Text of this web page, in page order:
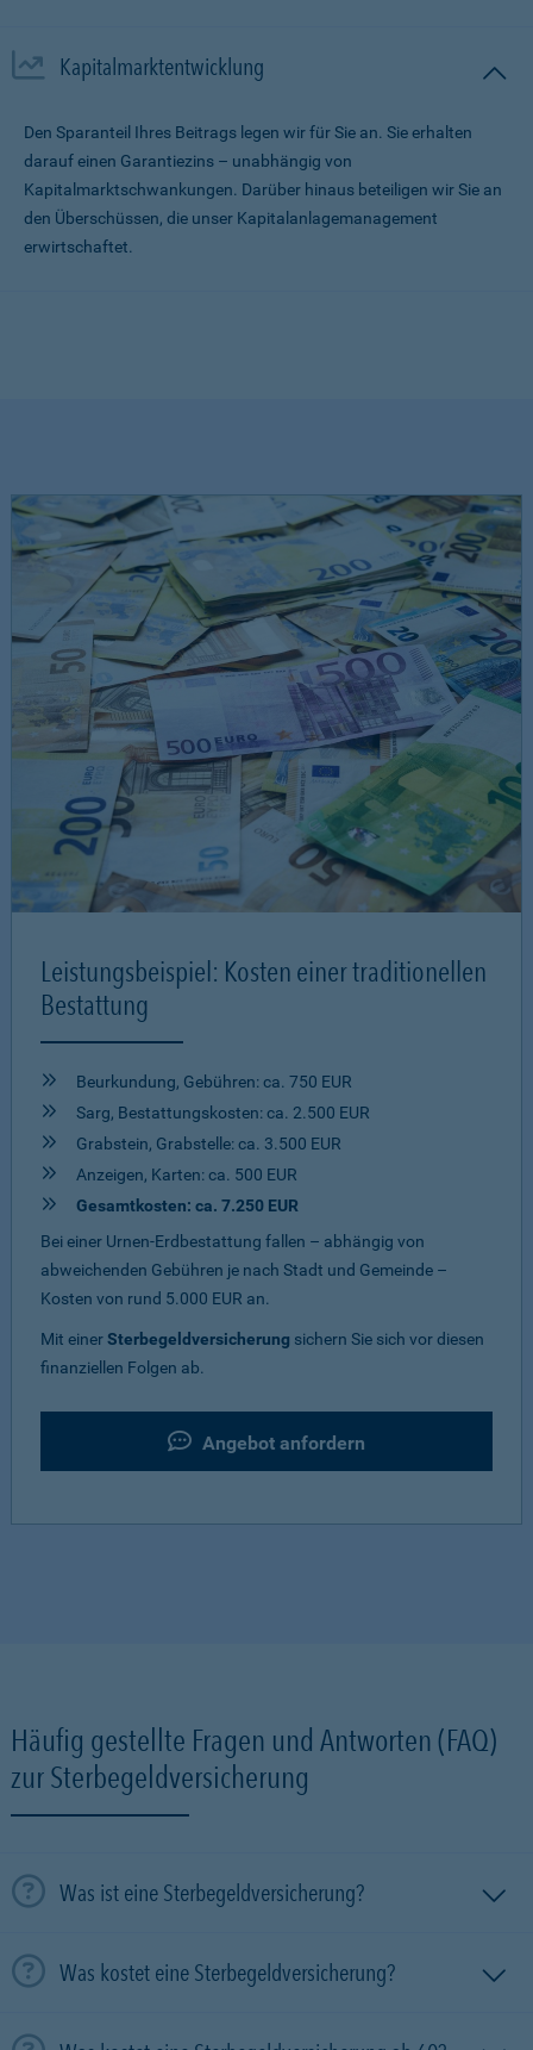
Kapitalmarktentwicklung
Den Sparanteil Ihres Beitrags legen wir für Sie an. Sie erhalten
darauf einen Garantiezins – unabhängig von
Kapitalmarktschwankungen. Darüber hinaus beteiligen wir Sie an
den Überschüssen, die unser Kapitalanlagemanagement
erwirtschaftet.
Leistungsbeispiel: Kosten einer traditionellen
Bestattung
Beurkundung, Gebühren: ca. 750 EUR
Sarg, Bestattungskosten: ca. 2.500 EUR
Grabstein, Grabstelle: ca. 3.500 EUR
Anzeigen, Karten: ca. 500 EUR
Gesamtkosten: ca. 7.250 EUR
Bei einer Urnen-Erdbestattung fallen – abhängig von
abweichenden Gebühren je nach Stadt und Gemeinde –
Kosten von rund 5.000 EUR an.
Mit einerSterbegeldversicherung sichern Sie sich vor diesen
finanziellen Folgen ab.
Angebot anfordern
Häufig gestellte Fragen und Antworten (FAQ)
zur Sterbegeldversicherung
Was ist eine Sterbegeldversicherung?
Was kostet eine Sterbegeldversicherung?